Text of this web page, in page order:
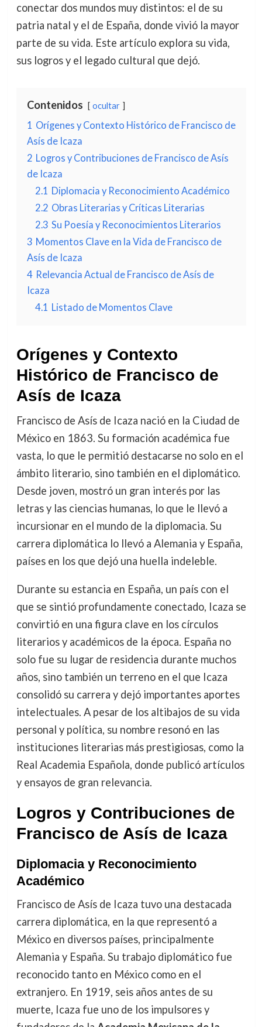
conectar dos mundos muy distintos: el de su
patria natal y el de España, donde vivió la mayor
parte de su vida. Este artículo explora su vida,
sus logros y el legado cultural que dejó.
Contenidos ocultar
1 Orígenes y Contexto Histórico de Francisco de
Asís de Icaza
2 Logros y Contribuciones de Francisco de Asís
de Icaza
2.1 Diplomacia y Reconocimiento Académico
2.2 Obras Literarias y Críticas Literarias
2.3 Su Poesía y Reconocimientos Literarios
3 Momentos Clave en la Vida de Francisco de
Asís de Icaza
4 Relevancia Actual de Francisco de Asís de
Icaza
4.1 Listado de Momentos Clave
Orígenes y Contexto
Histórico de Francisco de
Asís de Icaza
Francisco de Asís de Icaza nació en la Ciudad de
México en 1863. Su formación académica fue
vasta, lo que le permitió destacarse no solo en el
ámbito literario, sino también en el diplomático.
Desde joven, mostró un gran interés por las
letras y las ciencias humanas, lo que le llevó a
incursionar en el mundo de la diplomacia. Su
carrera diplomática lo llevó a Alemania y España,
países en los que dejó una huella indeleble.
Durante su estancia en España, un país con el
que se sintió profundamente conectado, Icaza se
convirtió en una figura clave en los círculos
literarios y académicos de la época. España no
solo fue su lugar de residencia durante muchos
años, sino también un terreno en el que Icaza
consolidó su carrera y dejó importantes aportes
intelectuales. A pesar de los altibajos de su vida
personal y política, su nombre resonó en las
instituciones literarias más prestigiosas, como la
Real Academia Española, donde publicó artículos
y ensayos de gran relevancia.
Logros y Contribuciones de
Francisco de Asís de Icaza
Diplomacia y Reconocimiento
Académico
Francisco de Asís de Icaza tuvo una destacada
carrera diplomática, en la que representó a
México en diversos países, principalmente
Alemania y España. Su trabajo diplomático fue
reconocido tanto en México como en el
extranjero. En 1919, seis años antes de su
muerte, Icaza fue uno de los impulsores y